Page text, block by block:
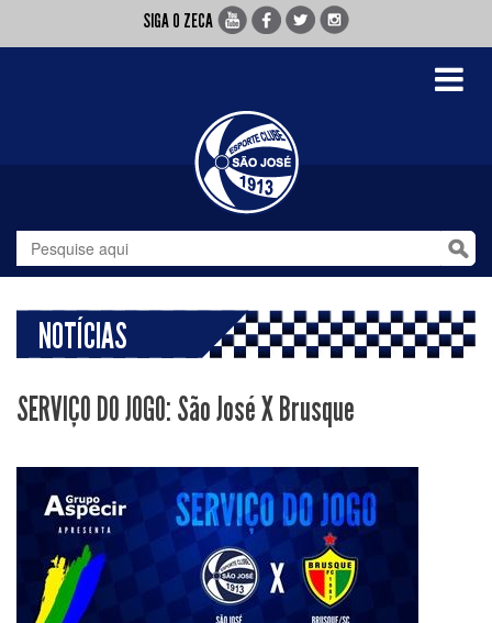
SIGA O ZECA
Toggle
NOTÍCIAS
SERVIÇO DO JOGO: São José X Brusque